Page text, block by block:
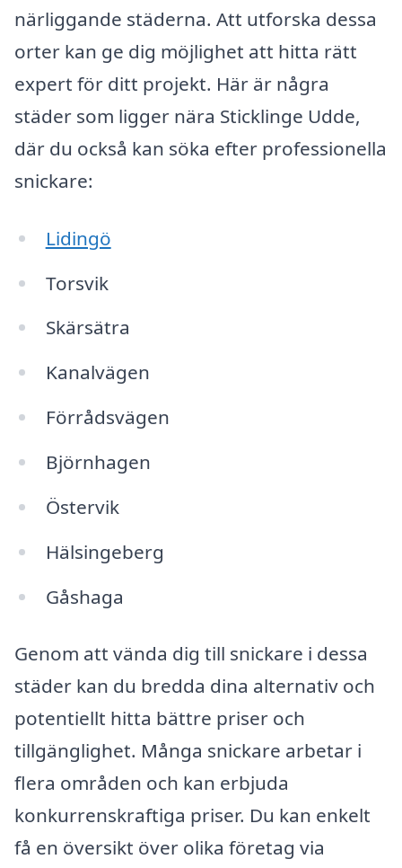
närliggande städerna. Att utforska dessa
orter kan ge dig möjlighet att hitta rätt
expert för ditt projekt. Här är några
städer som ligger nära Sticklinge Udde,
där du också kan söka efter professionella
snickare:
Lidingö
Torsvik
Skärsätra
Kanalvägen
Förrådsvägen
Björnhagen
Östervik
Hälsingeberg
Gåshaga
Genom att vända dig till snickare i dessa
städer kan du bredda dina alternativ och
potentiellt hitta bättre priser och
tillgänglighet. Många snickare arbetar i
flera områden och kan erbjuda
konkurrenskraftiga priser. Du kan enkelt
få en översikt över olika företag via